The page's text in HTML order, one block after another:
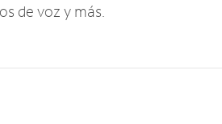
de voz y más.